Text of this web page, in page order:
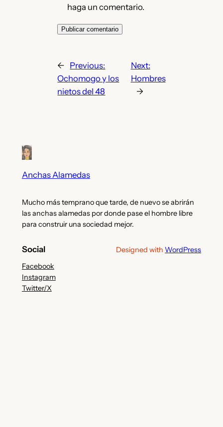
haga un comentario.
← Previous:
Ochomogo y los
nietos del 48
Next:
Hombres
→
Anchas Alamedas
Mucho más temprano que tarde, de nuevo se abrirán
las anchas alamedas por donde pase el hombre libre
para construir una sociedad mejor.
Social
Facebook
Instagram
Twitter/X
Designed with WordPress